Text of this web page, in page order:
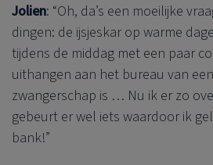
Jolien: “Oh, da’s een moeilijke
dingen: de ijsjeskar op warme
tijdens de middag met een paar
uithangen aan het bureau van
zwangerschap is … Nu ik er zo
gebeurt er wel iets waardoor ik
bank!”